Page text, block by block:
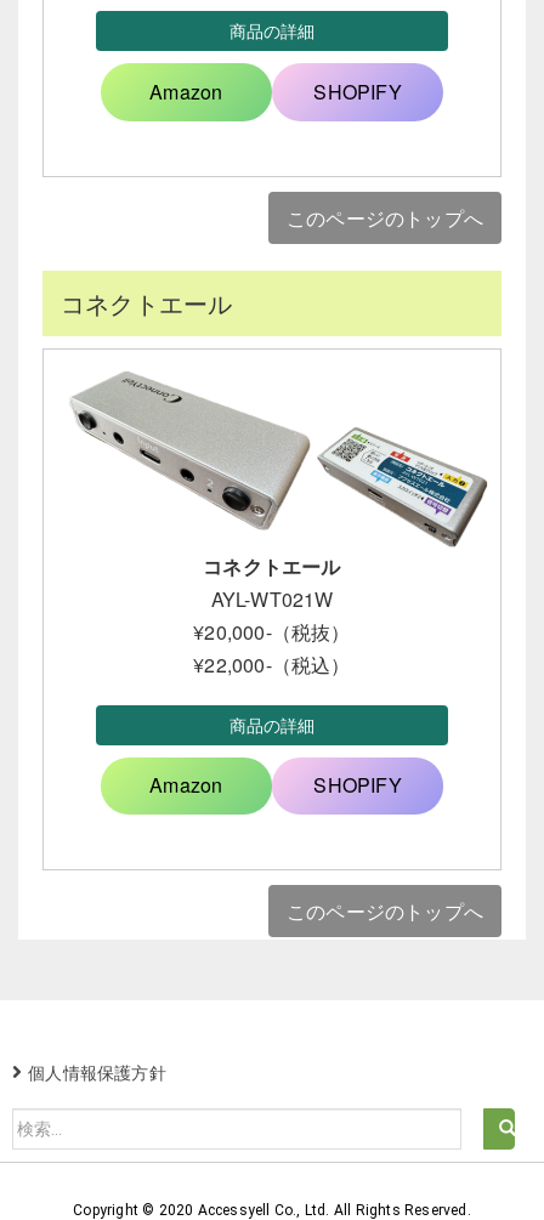
商品の詳細
Amazon SHOPIFY
このページのトップへ
コネクトエール
コネクトエール
AYL-WT021W
¥20,000-（税抜）
¥22,000-（税込）
商品の詳細
Amazon SHOPIFY
このページのトップへ
個人情報保護方針
索:
Copyright © 2020 Accessyell Co., Ltd. All Rights Reserved.